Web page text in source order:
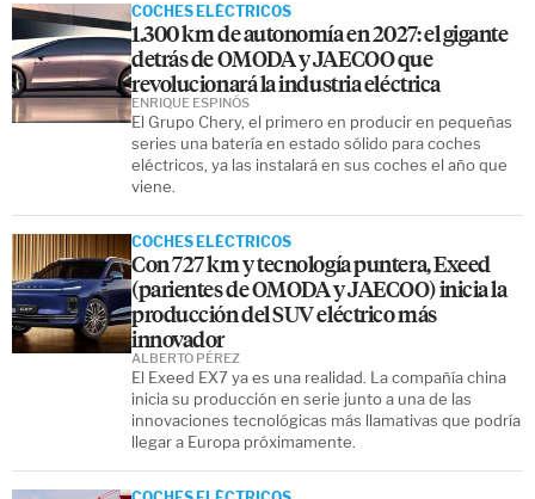
COCHES ELÉCTRICOS
1.300 km de autonomía en 2027: el gigante
detrás de OMODA y JAECOO que
revolucionará la industria eléctrica
El Grupo Chery, el primero en producir en pequeñas
series una batería en estado sólido para coches
eléctricos, ya las instalará en sus coches el año que
viene.
ENRIQUE ESPINÓS
COCHES ELÉCTRICOS
Con 727 km y tecnología puntera, Exeed
(parientes de OMODA y JAECOO) inicia la
producción del SUV eléctrico más
innovador
El Exeed EX7 ya es una realidad. La compañía china
inicia su producción en serie junto a una de las
innovaciones tecnológicas más llamativas que podría
llegar a Europa próximamente.
ALBERTO PÉREZ